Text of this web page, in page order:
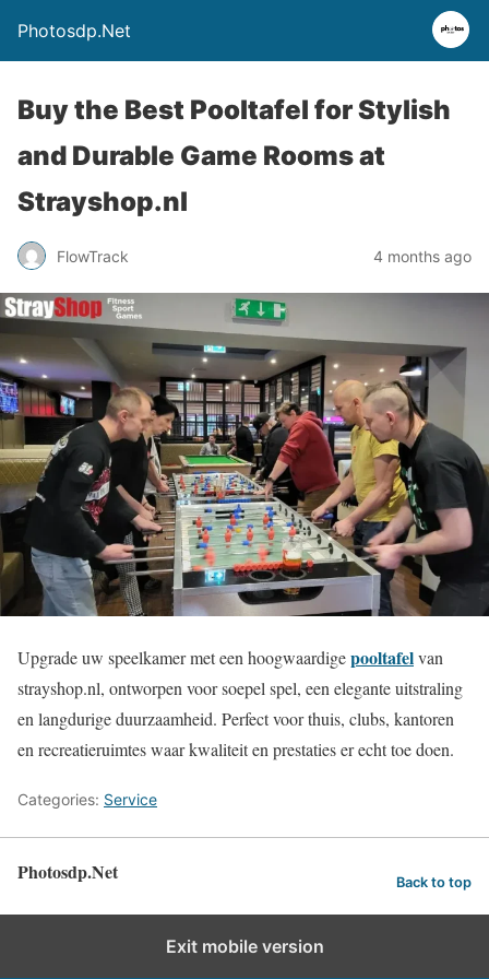
Photosdp.Net
Buy the Best Pooltafel for Stylish
and Durable Game Rooms at
Strayshop.nl
FlowTrack 4 months ago
Upgrade uw speelkamer met een hoogwaardigepooltafelvan
strayshop.nl, ontworpen voor soepel spel, een elegante uitstraling
en langdurige duurzaamheid. Perfect voor thuis, clubs, kantoren
en recreatieruimtes waar kwaliteit en prestaties er echt toe doen.
Categories: Service
Photosdp.Net Back to top
Exit mobile version